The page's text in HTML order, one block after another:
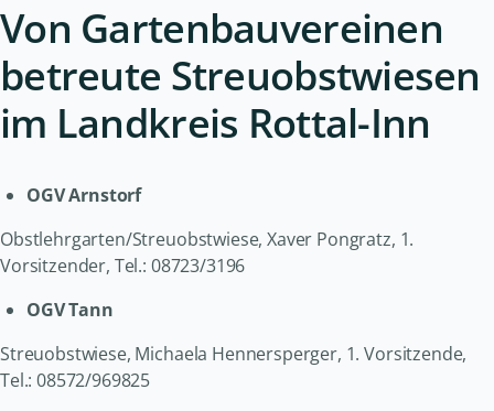
Von Gartenbauvereinen
betreute Streuobstwiesen
im Landkreis Rottal-Inn
OGV Arnstorf
Obstlehrgarten/Streuobstwiese, Xaver Pongratz, 1.
Vorsitzender, Tel.: 08723/3196
OGV Tann
Streuobstwiese, Michaela Hennersperger, 1. Vorsitzende,
Tel.: 08572/969825